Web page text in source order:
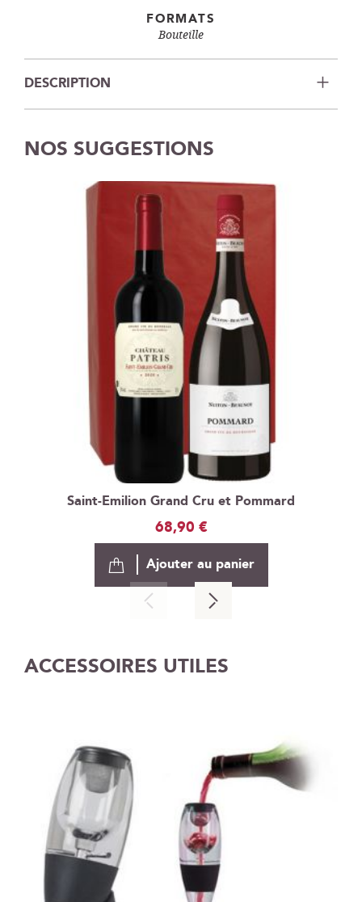
FORMATS
Bouteille
DESCRIPTION
NOS SUGGESTIONS
Saint-Emilion Grand Cru et Pommard
68,90 €
Ajouter au panier
ACCESSOIRES UTILES